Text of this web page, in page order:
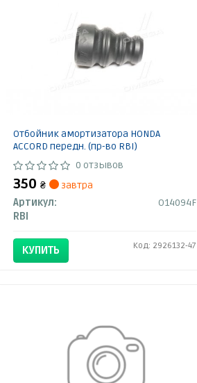
Отбойник амортизатора HONDA
ACCORD передн. (пр-во RBI)
0 отзывов
350₴
завтра
Артикул:
O14094F
RBI
КУПИТЬ Код: 2926132-47